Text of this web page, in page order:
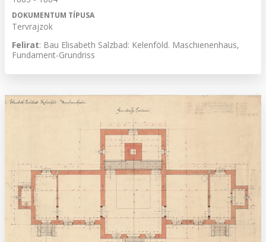
DOKUMENTUM TÍPUSA
Tervrajzok
Felirat: Bau Elisabeth Salzbad: Kelenföld. Maschienenhaus,
Fundament-Grundriss